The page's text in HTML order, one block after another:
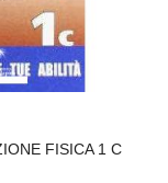
FISICA 1 C